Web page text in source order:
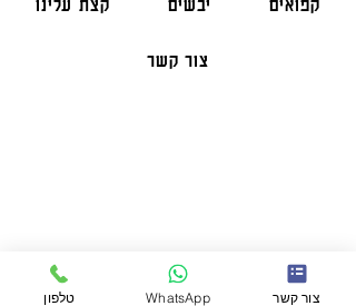
קפואים יבשים קצת עלינו
צור קשר
הזמנות בווצאפ:
050-47-57-365
051-296-2006
טלפון WhatsApp צור קשר